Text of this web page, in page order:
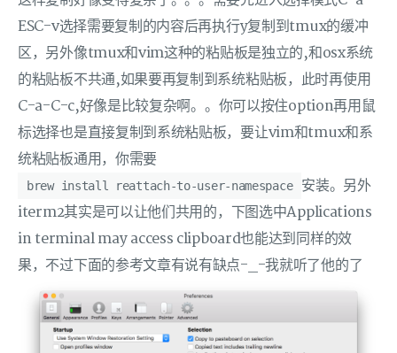
ESC-v选择需要复制的内容后再执行y复制到tmux的缓冲
区，另外像tmux和vim这种的粘贴板是独立的,和osx系统
的粘贴板不共通,如果要再复制到系统粘贴板，此时再使用
C-a-C-c,好像是比较复杂啊。。你可以按住option再用鼠
标选择也是直接复制到系统粘贴板，要让vim和tmux和系
统粘贴板通用，你需要
brew install reattach-to-user-namespace
安装。另外
iterm2其实是可以让他们共用的，下图选中Applications
in terminal may access clipboard也能达到同样的效
果，不过下面的参考文章有说有缺点-_-我就听了他的了